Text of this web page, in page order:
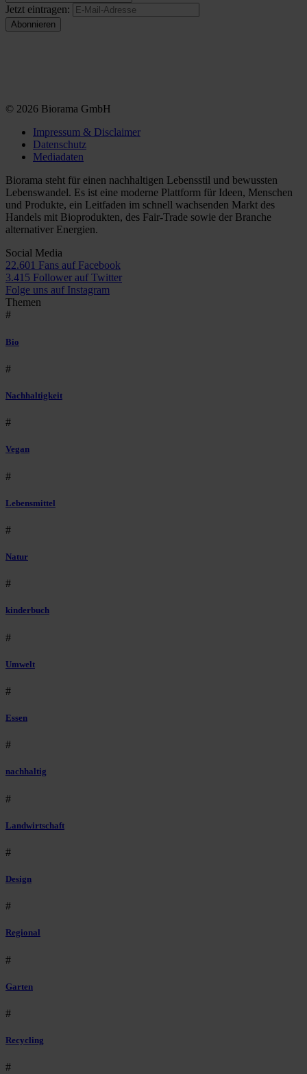
Jetzt eintragen:
© 2026 Biorama GmbH
Impressum & Disclaimer
Datenschutz
Mediadaten
Biorama steht für einen nachhaltigen Lebensstil und bewussten
Lebenswandel. Es ist eine moderne Plattform für Ideen, Menschen
und Produkte, ein Leitfaden im schnell wachsenden Markt des
Handels mit Bioprodukten, des Fair-Trade sowie der Branche
alternativer Energien.
Social Media
22.601 Fans auf Facebook
3.415 Follower auf Twitter
Folge uns auf Instagram
Themen
#
Bio
#
Nachhaltigkeit
#
Vegan
#
Lebensmittel
#
Natur
#
kinderbuch
#
Umwelt
#
Essen
#
nachhaltig
#
Landwirtschaft
#
Design
#
Regional
#
Garten
#
Recycling
#